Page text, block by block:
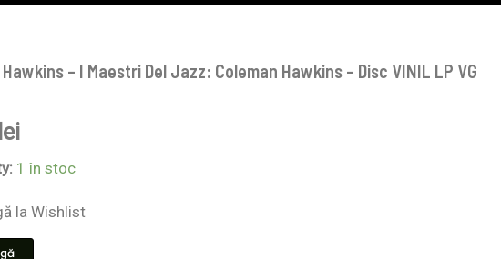
– I Maestri Del Jazz: Coleman Hawkins – Disc VINIL LP VG
lei
1 în stoc
la Wishlist